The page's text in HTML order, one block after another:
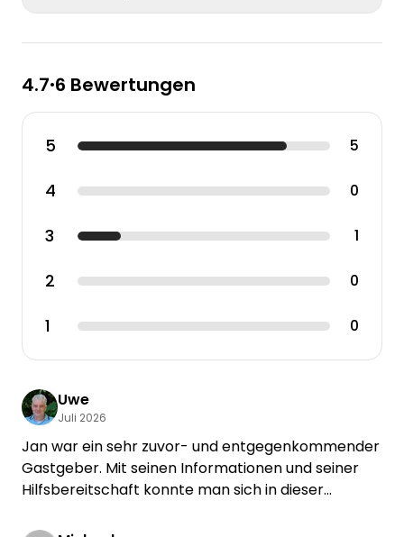
4.7•6 Bewertungen
5 5
4 0
3 1
2 0
1 0
Uwe
Juli 2026
Jan war ein sehr zuvor- und entgegenkommender
Gastgeber. Mit seinen Informationen und seiner
Hilfsbereitschaft konnte man sich in dieser